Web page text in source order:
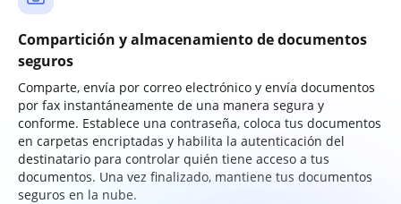
Compartición y almacenamiento de documentos
seguros
Comparte, envía por correo electrónico y envía documentos
por fax instantáneamente de una manera segura y
conforme. Establece una contraseña, coloca tus documentos
en carpetas encriptadas y habilita la autenticación del
destinatario para controlar quién tiene acceso a tus
documentos. Una vez finalizado, mantiene tus documentos
seguros en la nube.